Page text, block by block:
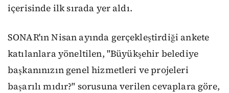
içerisinde ilk sırada yer aldı.
SONAR'ın Nisan ayında gerçekleştirdiği ankete
katılanlara yöneltilen, "Büyükşehir belediye
başkanınızın genel hizmetleri ve projeleri
başarılı mıdır?" sorusuna verilen cevaplara göre,